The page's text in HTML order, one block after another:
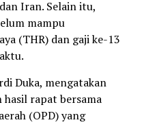
Iran. Selain itu,
mampu
(THR) dan gaji ke-13
Duka, mengatakan
rapat bersama
(OPD) yang